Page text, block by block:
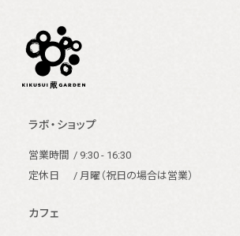
ラボ・ショップ
営業時間 / 9:30 - 16:30
定休日
/ 月曜（祝日の場合は営業）
カフェ